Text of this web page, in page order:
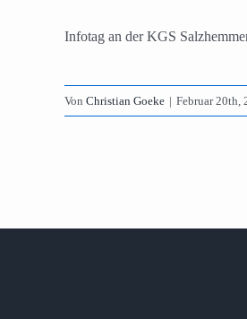
Infotag an der KGS
Von Christian Goeke | Februar 20th,